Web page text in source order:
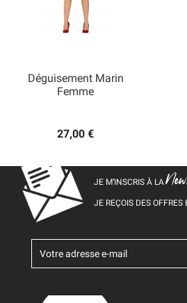
Déguisement Marin
Femme
27,00 €
JE M’INSCRIS À LA
JE REÇOIS DES OFFRES